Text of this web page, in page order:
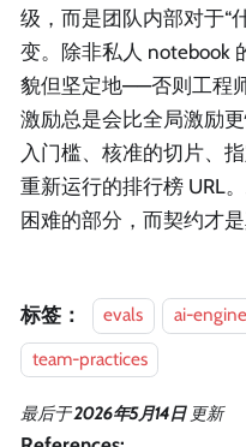
级，而是团队内部对于“
变。除非私人 notebook
貌但坚定地——否则工程
激励总是会比全局激励
入门槛、核准的切片、
重新运行的排行榜 URL
困难的部分，而契约才
标签： evals ai-
team-practices
最后于2026年5月14日 更新